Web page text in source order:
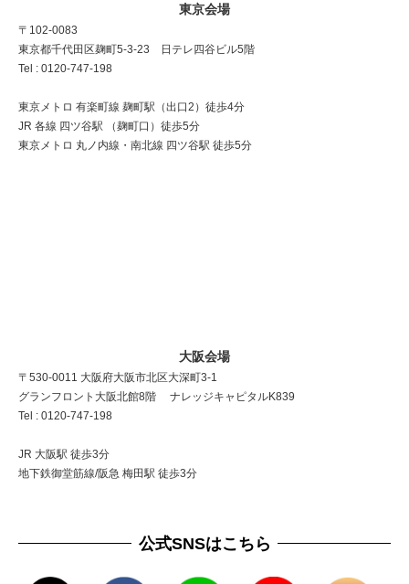
東京会場
〒102-0083
東京都千代田区麹町5-3-23 日テレ四谷ビル5階
Tel : 0120-747-198
東京メトロ 有楽町線 麹町駅（出口2）徒歩4分
JR 各線 四ツ谷駅 （麹町口）徒歩5分
東京メトロ 丸ノ内線・南北線 四ツ谷駅 徒歩5分
大阪会場
〒530-0011 大阪府大阪市北区大深町3-1
グランフロント大阪北館8階 ナレッジキャピタルK839
Tel : 0120-747-198
JR 大阪駅 徒歩3分
地下鉄御堂筋線/阪急 梅田駅 徒歩3分
公式SNSはこちら